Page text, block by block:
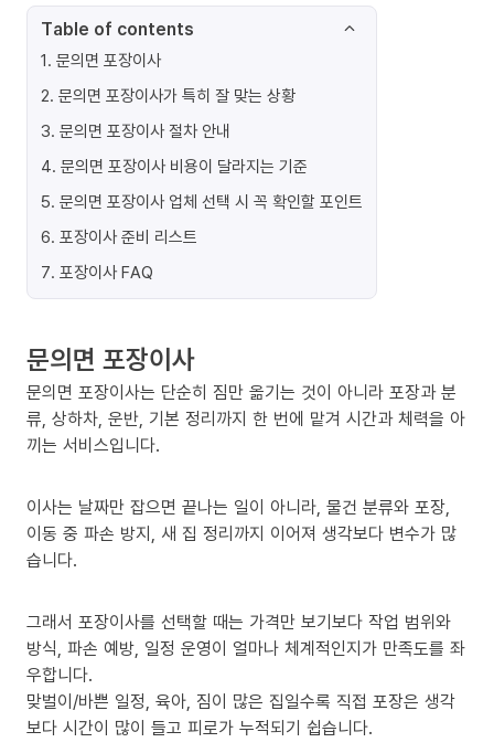
Table of contents
1. 문의면 포장이사
2. 문의면 포장이사가 특히 잘 맞는 상황
3. 문의면 포장이사 절차 안내
4. 문의면 포장이사 비용이 달라지는 기준
5. 문의면 포장이사 업체 선택 시 꼭 확인할 포인트
6. 포장이사 준비 리스트
7. 포장이사 FAQ
문의면 포장이사
문의면 포장이사는 단순히 짐만 옮기는 것이 아니라 포장과 분
류, 상하차, 운반, 기본 정리까지 한 번에 맡겨 시간과 체력을 아
끼는 서비스입니다.
이사는 날짜만 잡으면 끝나는 일이 아니라, 물건 분류와 포장,
이동 중 파손 방지, 새 집 정리까지 이어져 생각보다 변수가 많
습니다.
그래서 포장이사를 선택할 때는 가격만 보기보다 작업 범위와
방식, 파손 예방, 일정 운영이 얼마나 체계적인지가 만족도를 좌
우합니다.
맞벌이/바쁜 일정, 육아, 짐이 많은 집일수록 직접 포장은 생각
보다 시간이 많이 들고 피로가 누적되기 쉽습니다.